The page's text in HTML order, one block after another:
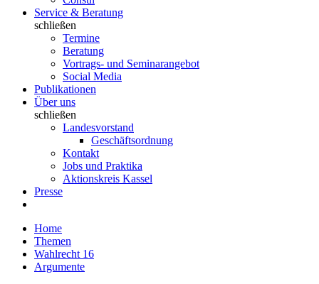
Service & Beratung
schließen
Termine
Beratung
Vortrags- und Seminarangebot
Social Media
Publikationen
Über uns
schließen
Landesvorstand
Geschäftsordnung
Kontakt
Jobs und Praktika
Aktionskreis Kassel
Presse
Home
Themen
Wahlrecht 16
Argumente